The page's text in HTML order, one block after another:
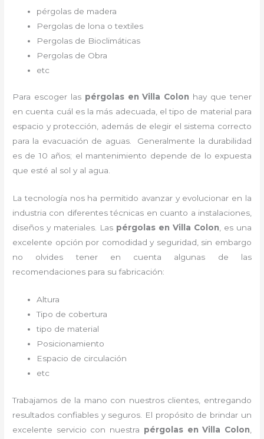
pérgolas de madera
Pergolas de lona o textiles
Pergolas de Bioclimáticas
Pergolas de Obra
etc
Para escoger las pérgolasen Villa Colon hay que tener
en cuenta cuál es la más adecuada, el tipo de material para
espacio y protección, además de elegir el sistema correcto
para la evacuación de aguas. Generalmente la durabilidad
es de 10 años; el mantenimiento depende de lo expuesta
que esté al sol y al agua.
La tecnología nos ha permitido avanzar y evolucionar en la
industria con diferentes técnicas en cuanto a instalaciones,
diseños y materiales. Las pérgolas en Villa Colon , es una
excelente opción por comodidad y seguridad, sin embargo
no olvides tener en cuenta algunas de las
recomendaciones para su fabricación:
Altura
Tipo de cobertura
tipo de material
Posicionamiento
Espacio de circulación
etc
Trabajamos de la mano con nuestros clientes, entregando
resultados confiables y seguros. El propósito de brindar un
excelente servicio con nuestra pérgolas en Villa Colon